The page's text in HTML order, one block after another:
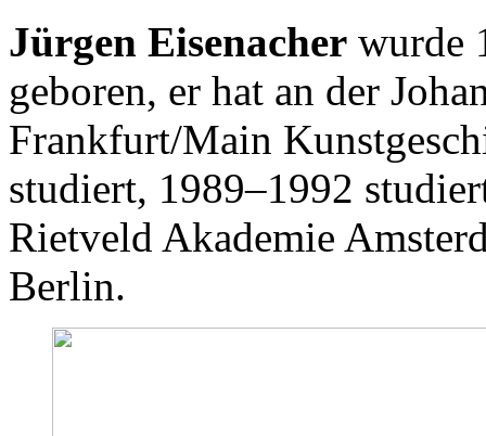
Jürgen Eisenacher wurde
geboren, er hat an der
Frankfurt/Main
studiert, 1989–1992
Rietveld Akademie
Berlin.